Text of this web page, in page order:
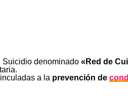
Suicidio denominado «Red de
a la prevención de